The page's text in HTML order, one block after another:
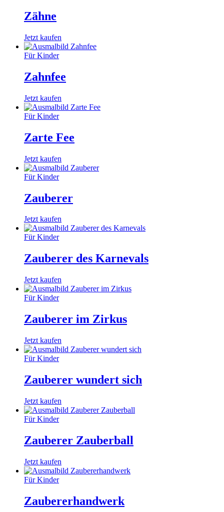
Zähne
Jetzt kaufen
Für Kinder
Zahnfee
Jetzt kaufen
Für Kinder
Zarte Fee
Jetzt kaufen
Für Kinder
Zauberer
Jetzt kaufen
Für Kinder
Zauberer des Karnevals
Jetzt kaufen
Für Kinder
Zauberer im Zirkus
Jetzt kaufen
Für Kinder
Zauberer wundert sich
Jetzt kaufen
Für Kinder
Zauberer Zauberball
Jetzt kaufen
Für Kinder
Zaubererhandwerk